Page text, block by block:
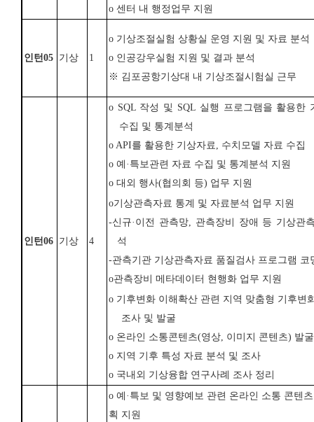
o 센터 내 행정업무 지원
인턴05 기상 1
o 기상조절실험 상황실 운영 지원 및 자료 분석
o 인공강우실험 지원 및 결과 분석
※ 김포공항기상대 내 기상조절시험실 근무
인턴06 기상 4
o SQL 작성 및 SQL 실행 프로그램을 활용한
수집 및 통계분석
o API를 활용한 기상자료, 수치모델 자료 수집
o 예 · 특보관련 자료 수집 및 통계분석 지원
o 대외 행사(협의회 등) 업무 지원
o기상관측자료 통계 및 자료분석 업무 지원
-신규· 이전 관측망, 관측장비 장애 등 기상관
석
-관측기관 기상관측자료 품질검사 프로그램 코
o관측장비 메타데이터 현행화 업무 지원
o 기후변화 이해확산 관련 지역 맞춤형 기후변
조사 및 발굴
o 온라인 소통콘텐츠(영상, 이미지 콘텐츠) 발
o 지역 기후 특성 자료 분석 및 조사
o 국내외 기상융합 연구사례 조사 정리
o 예·특보 및 영향예보 관련 온라인 소통 콘텐
획 지원